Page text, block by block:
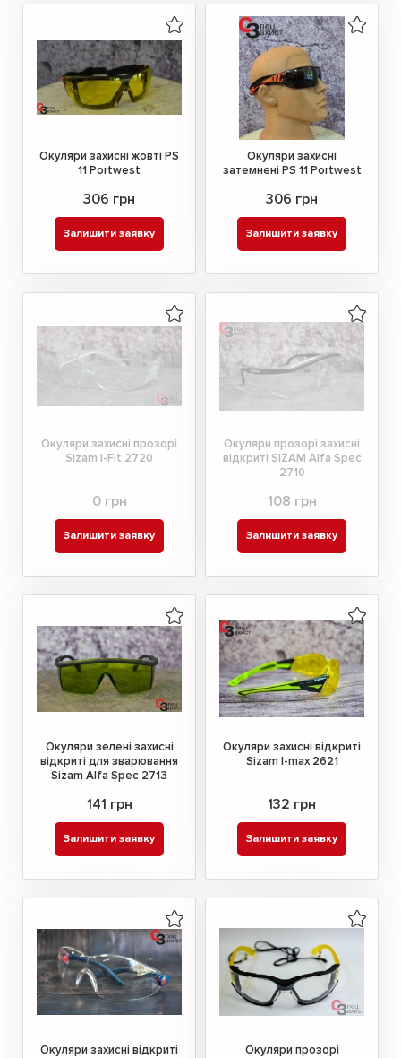
Окуляри захисні жовті PS
11 Portwest
306 грн
Залишити заявку
Окуляри захисні
затемнені PS 11 Portwest
306 грн
Залишити заявку
Окуляри захисні прозорі
Sizam I-Fit 2720
0 грн
Залишити заявку
Окуляри прозорі захисні
відкриті SIZAM Alfa Spec
2710
108 грн
Залишити заявку
Окуляри зелені захисні
відкриті для зварювання
Sizam Alfa Spec 2713
141 грн
Залишити заявку
Окуляри захисні відкриті
Sizam I-max 2621
132 грн
Залишити заявку
Окуляри захисні відкриті
Окуляри прозорі